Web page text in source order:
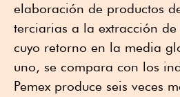
elaboración de productos
terciarias a la extracción
cuyo retorno en la media
uno, se compara con los
Pemex produce seis veces